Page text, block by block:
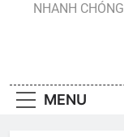
NHANH
MENU